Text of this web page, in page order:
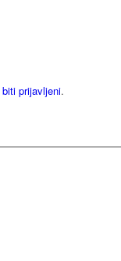
biti prijavljeni.